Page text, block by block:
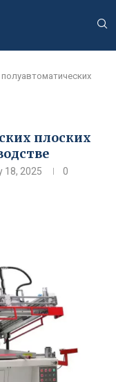
плоских
18, 2025
0